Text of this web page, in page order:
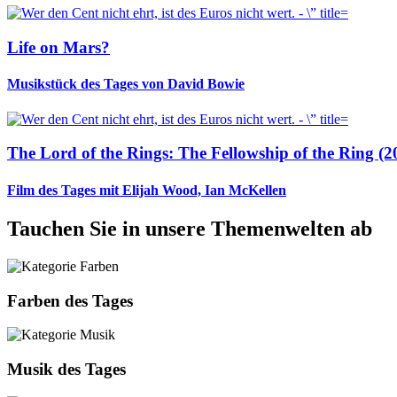
Life on Mars?
Musikstück des Tages von David Bowie
The Lord of the Rings: The Fellowship of the Ring
Film des Tages mit Elijah Wood, Ian McKellen
Tauchen Sie in unsere Themenwelten ab
Farben des Tages
Musik des Tages